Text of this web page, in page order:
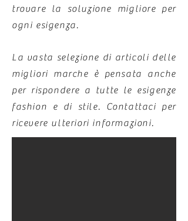
trovare la soluzione migliore per
ogni esigenza.
La vasta selezione di articoli delle
migliori marche è pensata anche
per rispondere a tutte le esigenze
fashion e di stile. Contattaci per
ricevere ulteriori informazioni.